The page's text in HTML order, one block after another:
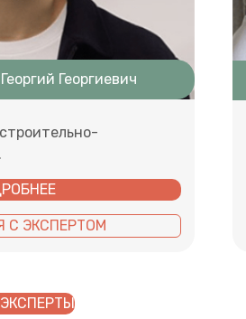
Георгиевич
С ЭКСПЕРТОМ